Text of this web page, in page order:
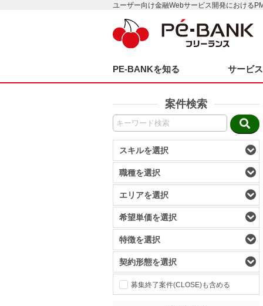
ユーザー向け金融Webサービス開発における
PE-BANKを知る サービ
案件検索
スキルを選択
職種を選択
エリアを選択
希望単価を選択
特徴を選択
契約形態を選択
募集終了案件(CLOSE)も含める